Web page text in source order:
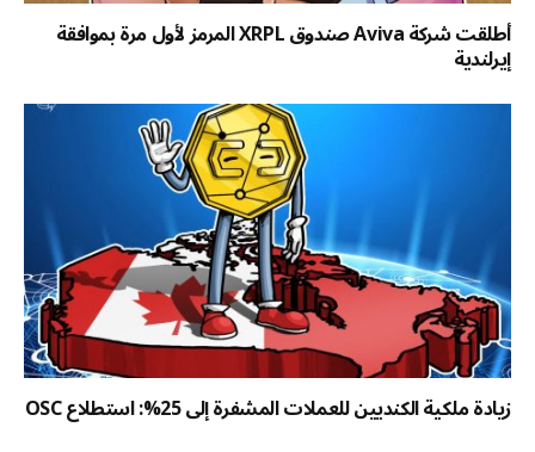
أطلقت شركة Aviva صندوق XRPL المرمز لأول مرة بموافقة
إيرلندية
زيادة ملكية الكنديين للعملات المشفرة إلى 25%: استطلاع OSC